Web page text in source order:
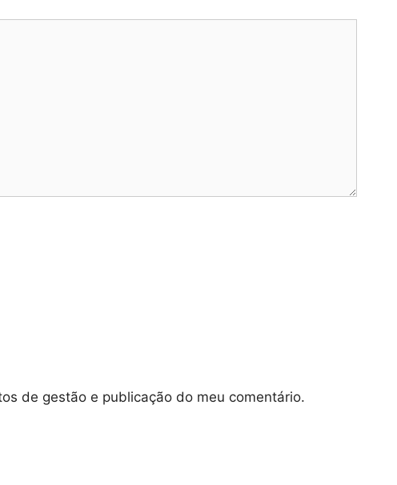
de gestão e publicação do meu comentário.